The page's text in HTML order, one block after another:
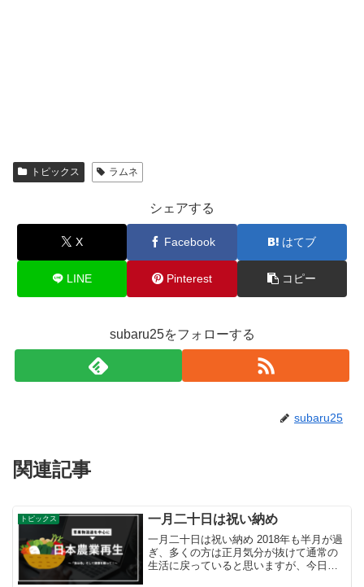
トピックス ラムネ
シェアする
X Facebook はてブ
LINE Pinterest コピー
subaru25をフォローする
subaru25
関連記事
トピックス 一月二十日は祝い納め
一月二十日は祝い納め 2018年も半月が過
ぎ、多くの方は正月気分が抜けて通常の
生活に戻っていると思いますが、今日は